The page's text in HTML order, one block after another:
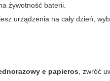
żywotność baterii.
urządzenia na cały dzień,
e papieros , zwróć